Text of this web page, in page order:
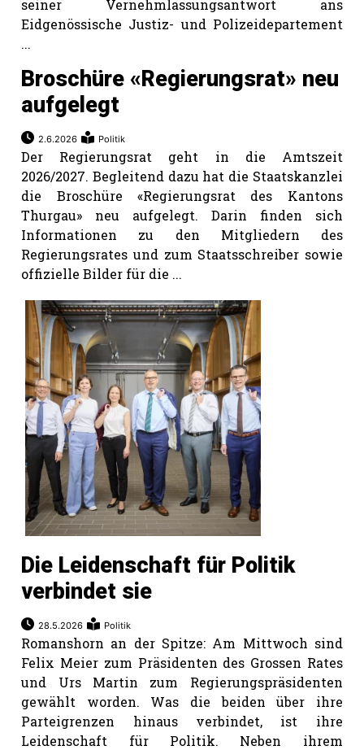
seiner Vernehmlassungsantwort ans
Eidgenössische Justiz- und Polizeidepartement
...
Broschüre «Regierungsrat» neu
aufgelegt
2.6.2026 Politik
Der Regierungsrat geht in die Amtszeit
2026/2027. Begleitend dazu hat die Staatskanzlei
die Broschüre «Regierungsrat des Kantons
Thurgau» neu aufgelegt. Darin finden sich
Informationen zu den Mitgliedern des
Regierungsrates und zum Staatsschreiber sowie
offizielle Bilder für die ...
Die Leidenschaft für Politik
verbindet sie
28.5.2026 Politik
Romanshorn an der Spitze: Am Mittwoch sind
Felix Meier zum Präsidenten des Grossen Rates
und Urs Martin zum Regierungspräsidenten
gewählt worden. Was die beiden über ihre
Parteigrenzen hinaus verbindet, ist ihre
Leidenschaft für Politik. Neben ihrem